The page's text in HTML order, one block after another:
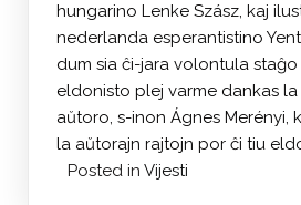
hungarino Lenke Szász, kaj
nederlanda esperantistino
dum sia ĉi-jara volontula staĝo
eldonisto plej varme dankas
aŭtoro, s-inon Ágnes Merényi,
la aŭtorajn rajtojn por ĉi tiu
Posted in Vijesti